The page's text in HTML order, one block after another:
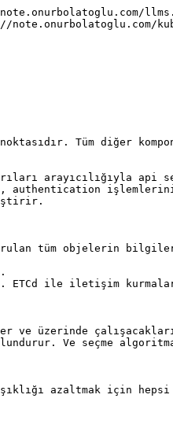
Tüm diğer
arayıcılığıyla
tüm objelerin
ile iletişim
ve üzerinde
Ve seçme
azaltmak için